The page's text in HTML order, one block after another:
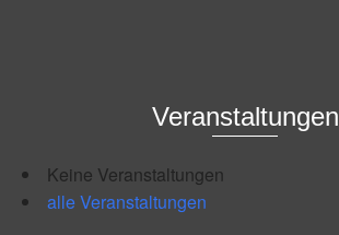
Veranstaltungen
Keine Veranstaltungen
alle Veranstaltungen